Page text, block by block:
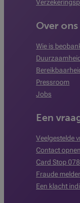
Over ons
Wie is
Pressroom
Jobs
Een
Veelgestelde
Contact
Card Stop
Fraude
Een klacht